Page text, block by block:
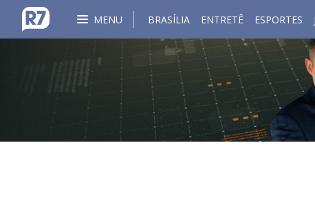
MENU BRASÍLIA ENTRETÊ ESPORTES